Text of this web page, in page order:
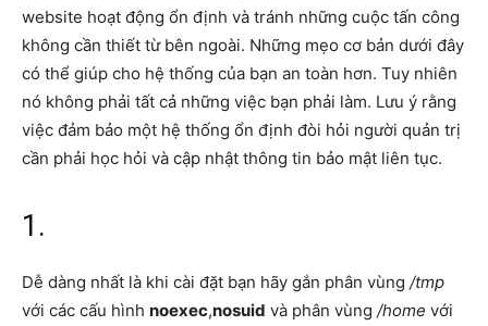
website hoạt động ổn định và tránh những cuộc tấn công
không cần thiết từ bên ngoài. Những mẹo cơ bản dưới đây
có thể giúp cho hệ thống của bạn an toàn hơn. Tuy nhiên
nó không phải tất cả những việc bạn phải làm. Lưu ý rằng
việc đảm bảo một hệ thống ổn định đòi hỏi người quản trị
cần phải học hỏi và cập nhật thông tin bảo mật liên tục.
1.
Dễ dàng nhất là khi cài đặt bạn hãy gắn phân vùng /tmp
với các cấu hình noexec,nosuid và phân vùng /home với